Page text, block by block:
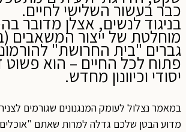
כבר בעשור השלישי לחיים.
בניגוד לנשים, אצלן מדובר
מוחלטת של ייצור המשאבים
גברים "בית החרושת"
פתוח לכל החיים – הוא פשוט
יסודי וכיוונון מחדש.
במאמר נצלול לעומק המנגנונים שגורמים
מדוע הבטן שלכם גדלה למרות שאתם "אוכלים